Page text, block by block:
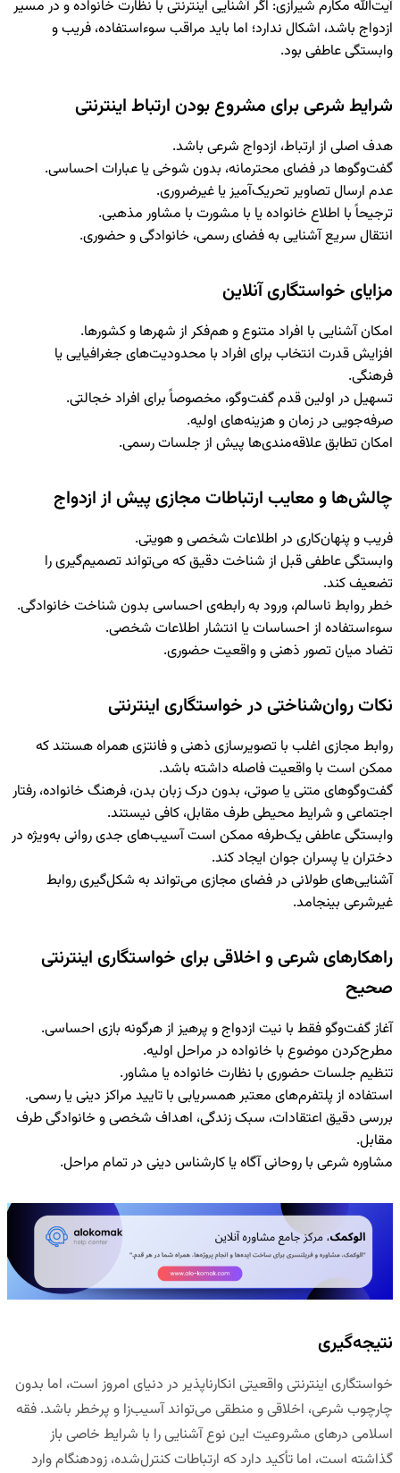
آیت‌الله مکارم شیرازی: اگر آشنایی اینترنتی با نظارت خانواده و در مسیر
ازدواج باشد، اشکال ندارد؛ اما باید مراقب سوءاستفاده، فریب و
وابستگی عاطفی بود.
شرایط شرعی برای مشروع بودن ارتباط اینترنتی
هدف اصلی از ارتباط، ازدواج شرعی باشد.
گفت‌وگوها در فضای محترمانه، بدون شوخی یا عبارات احساسی.
عدم ارسال تصاویر تحریک‌آمیز یا غیرضروری.
ترجیحاً با اطلاع خانواده یا با مشورت با مشاور مذهبی.
انتقال سریع آشنایی به فضای رسمی، خانوادگی و حضوری.
مزایای خواستگاری آنلاین
امکان آشنایی با افراد متنوع و هم‌فکر از شهرها و کشورها.
افزایش قدرت انتخاب برای افراد با محدودیت‌های جغرافیایی یا
فرهنگی.
تسهیل در اولین قدم گفت‌وگو، مخصوصاً برای افراد خجالتی.
صرفه‌جویی در زمان و هزینه‌های اولیه.
امکان تطابق علاقه‌مندی‌ها پیش از جلسات رسمی.
چالش‌ها و معایب ارتباطات مجازی پیش از ازدواج
فریب و پنهان‌کاری در اطلاعات شخصی و هویتی.
وابستگی عاطفی قبل از شناخت دقیقکه می‌تواند تصمیم‌گیری را
تضعیف کند.
خطر روابط ناسالم، ورود به رابطه‌ی احساسی بدون شناخت خانوادگی.
سوءاستفاده از احساسات یا انتشار اطلاعات شخصی.
تضاد میان تصور ذهنی و واقعیت حضوری.
نکات روان‌شناختی در خواستگاری اینترنتی
روابط مجازی اغلب با تصویرسازی ذهنی و فانتزیهمراه هستند که
ممکن است با واقعیت فاصله داشته باشد.
گفت‌وگوهای متنی یا صوتی، بدون درک زبان بدن، فرهنگ خانواده، رفتار
اجتماعی و شرایط محیطی طرف مقابل، کافی نیستند.
وابستگی عاطفی یک‌طرفه ممکن است آسیب‌های جدی روانی به‌ویژه در
دختران یا پسران جوان ایجاد کند.
آشنایی‌های طولانی در فضای مجازی می‌تواند به شکل‌گیری روابط
غیرشرعی بینجامد.
راهکارهای شرعی و اخلاقی برای خواستگاری اینترنتی
صحیح
آغاز گفت‌وگو فقط با نیت ازدواج و پرهیز از هرگونه بازی احساسی.
مطرح‌کردن موضوع با خانواده در مراحل اولیه.
تنظیم جلسات حضوری با نظارت خانواده یا مشاور.
استفاده از پلتفرم‌های معتبر همسریابی با تایید مراکز دینی یا رسمی.
بررسی دقیق اعتقادات، سبک زندگی، اهداف شخصی و خانوادگی طرف
مقابل.
مشاوره شرعی با روحانی آگاه یا کارشناس دینی در تمام مراحل.
نتیجه‌گیری
خواستگاری اینترنتی واقعیتی انکارناپذیر در دنیای امروز است، اما بدون
چارچوب شرعی، اخلاقی و منطقی می‌تواند آسیب‌زا و پرخطر باشد. فقه
اسلامی درهای مشروعیت این نوع آشنایی را با شرایط خاصی باز
گذاشته است، اما تأکید دارد که ارتباطات کنترل‌شده، زودهنگام وارد